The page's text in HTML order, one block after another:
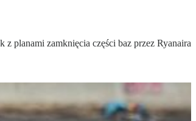
planami zamknięcia części baz przez Ryanaira